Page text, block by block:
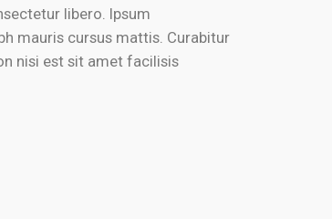
libero. Ipsum
mauris cursus mattis. Curabitur
nisi est sit amet facilisis